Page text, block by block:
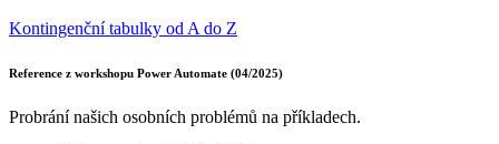
Kontingenční tabulky od A do Z
Reference z workshopu Power Automate (04/2025)
Probrání našich osobních problémů na příkladech.